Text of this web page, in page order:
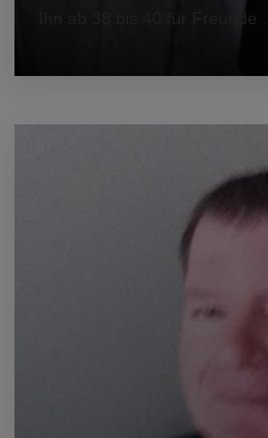
Ihn ab 38 bis 40 für Freunde ...